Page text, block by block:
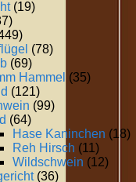
(19)
(78)
(69)
Hammel (35)
(121)
(99)
(64)
Hase Kaninchen (18)
Reh Hirsch (11)
Wildschwein (12)
(36)